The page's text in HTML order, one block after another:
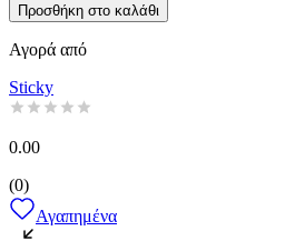
Προσθήκη στο καλάθι
Αγορά από
Sticky
0.00
(0)
Αγαπημένα